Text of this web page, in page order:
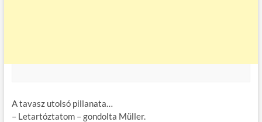
A tavasz utolsó pillanata…
– Letartóztatom – gondolta Müller.